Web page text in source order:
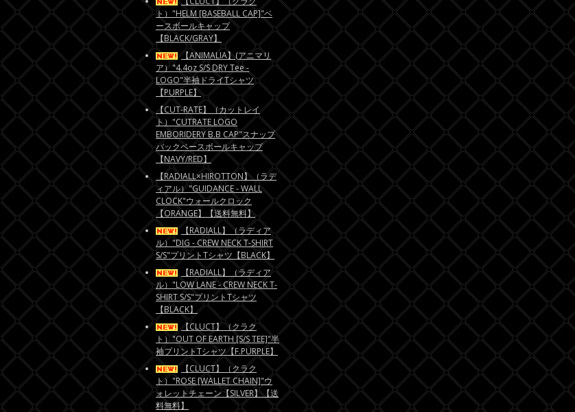
ト）"HELM [BASEBALL CAP]"ベ
ースボールキャップ
【BLACK/GRAY】
【ANIMALIA】(アニマリ
ア）"4.4oz S/S DRY Tee -
LOGO"半袖ドライTシャツ
【PURPLE】
【CUT-RATE】（カットレイ
ト）"CUTRATE LOGO
EMBORIDERY B.B CAP"スナップ
バックベースボールキャップ
【NAVY/RED】
【RADIALL×HIROTTON】（ラデ
ィアル）"GUIDANCE - WALL
CLOCK"ウォールクロック
【ORANGE】【送料無料】
【RADIALL】（ラディア
ル）"DIG - CREW NECK T-SHIRT
S/S"プリントTシャツ【BLACK】
【RADIALL】（ラディア
ル）"LOW LANE - CREW NECK T-
SHIRT S/S"プリントTシャツ
【BLACK】
【CLUCT】（クラク
ト）"OUT OF EARTH [S/S TEE]"半
袖プリントTシャツ【F.PURPLE】
【CLUCT】（クラク
ト）"ROSE [WALLET CHAIN]"ウ
ォレットチェーン【SILVER】【送
料無料】